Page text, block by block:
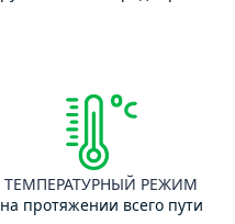
ТЕМПЕРАТУРНЫЙ РЕЖИМ
на протяжении всего пути